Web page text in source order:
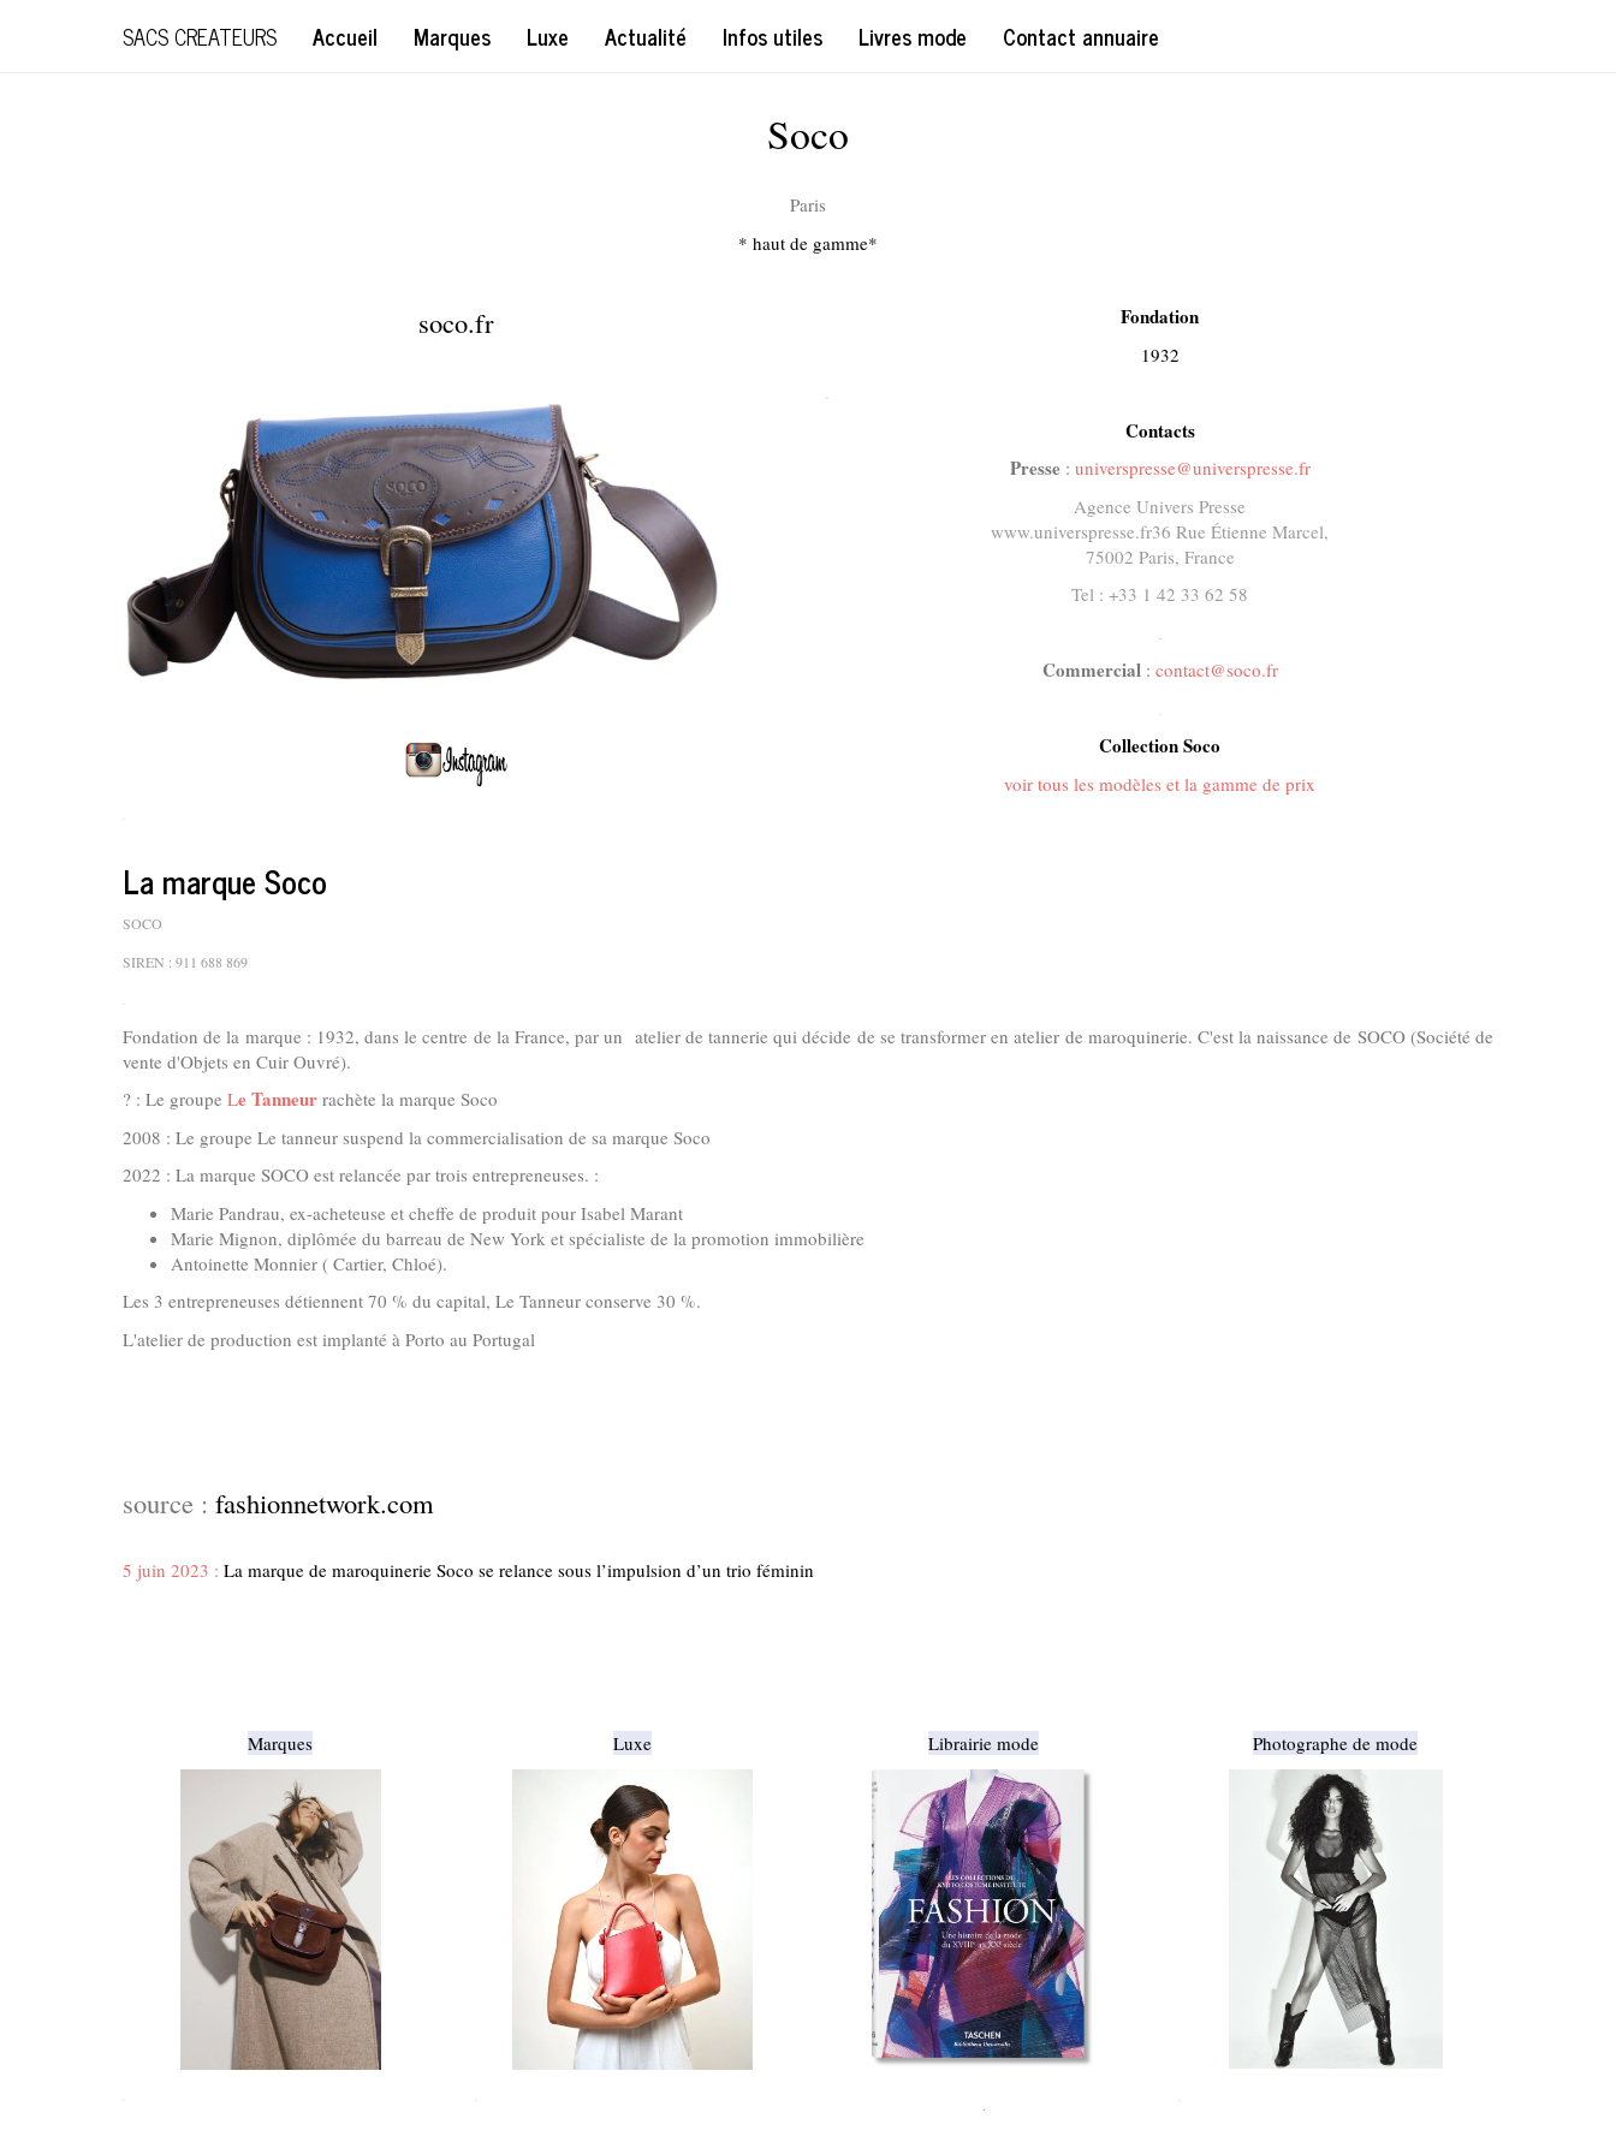
SACS CREATEURS Accueil Marques Luxe Actualité Infos utiles Livres mode Contact annuaire
Soco
Paris
* haut de gamme*
soco.fr
.
Fondation
1932
.
Contacts
Presse : universpresse@universpresse.fr
Agence Univers Presse
www.universpresse.fr36 Rue Étienne Marcel,
75002 Paris, France
Tel : +33 1 42 33 62 58
Commercial : contact@soco.fr
Collection Soco
voir tous les modèles et la gamme de prix
La marque Soco
SOCO
SIREN : 911 688 869
.
Fondation de la marque : 1932, dans le centre de la France, par un atelier de tannerie qui décide de se transformer en atelier de maroquinerie. C'est la naissance de SOCO (Société de
vente d'Objets en Cuir Ouvré).
? : Le groupe Le Tanneur rachète la marque Soco
2008 : Le groupe Le tanneur suspend la commercialisation de sa marque Soco
2022 : La marque SOCO est relancée par trois entrepreneuses. :
Marie Pandrau, ex-acheteuse et cheffe de produit pour Isabel Marant
Marie Mignon, diplômée du barreau de New York et spécialiste de la promotion immobilière
Antoinette Monnier ( Cartier, Chloé).
Les 3 entrepreneuses détiennent 70 % du capital, Le Tanneur conserve 30 %.
L'atelier de production est implanté à Porto au Portugal
source : fashionnetwork.com
5 juin 2023 : La marque de maroquinerie Soco se relance sous l’impulsion d’un trio féminin
Marques
.
Luxe
.
Librairie mode
.
Photographe de mode
.